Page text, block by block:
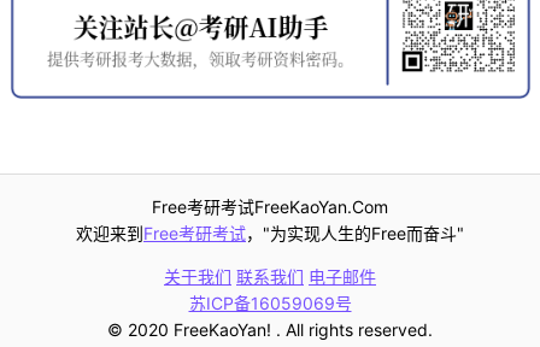
Free考研考试FreeKaoYan.Com
欢迎来到Free考研考试，"为实现人生的Free而奋斗"
关于我们 联系我们 电子邮件
苏ICP备16059069号
© 2020 FreeKaoYan! . All rights reserved.